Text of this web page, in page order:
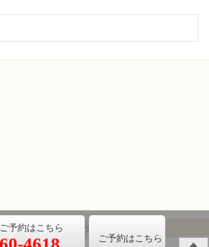
ご予約はこちら
(c) あづみ歯科クリニック